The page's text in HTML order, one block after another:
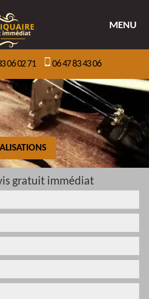
MENU
06 02 71 06 47 83 43 06
gratuit immédiat